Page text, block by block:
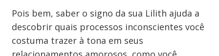
Pois bem, saber o signo da sua Lilith ajuda a
descobrir quais processos inconscientes você
costuma trazer à tona em seus